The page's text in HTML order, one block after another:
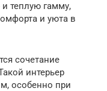
теплую гамму,
и уюта в
сочетание
интерьер
особенно при